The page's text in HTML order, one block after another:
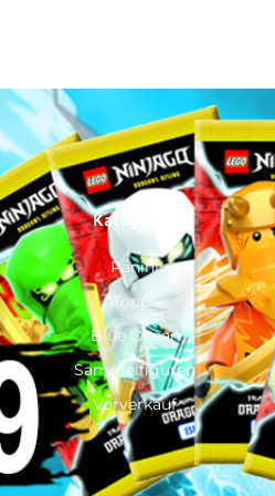
Kategorien
Panini
Topps
Blue Ocean
Sammelfiguren
Vorverkauf